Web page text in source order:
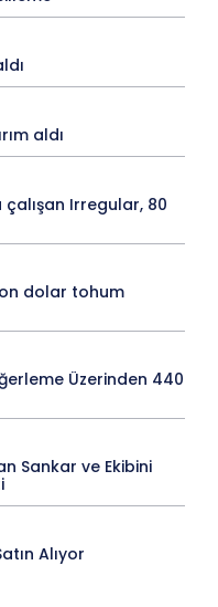
aldı
Irregular, 80
dolar tohum
Üzerinden 440
Sankar ve Ekibini
Alıyor